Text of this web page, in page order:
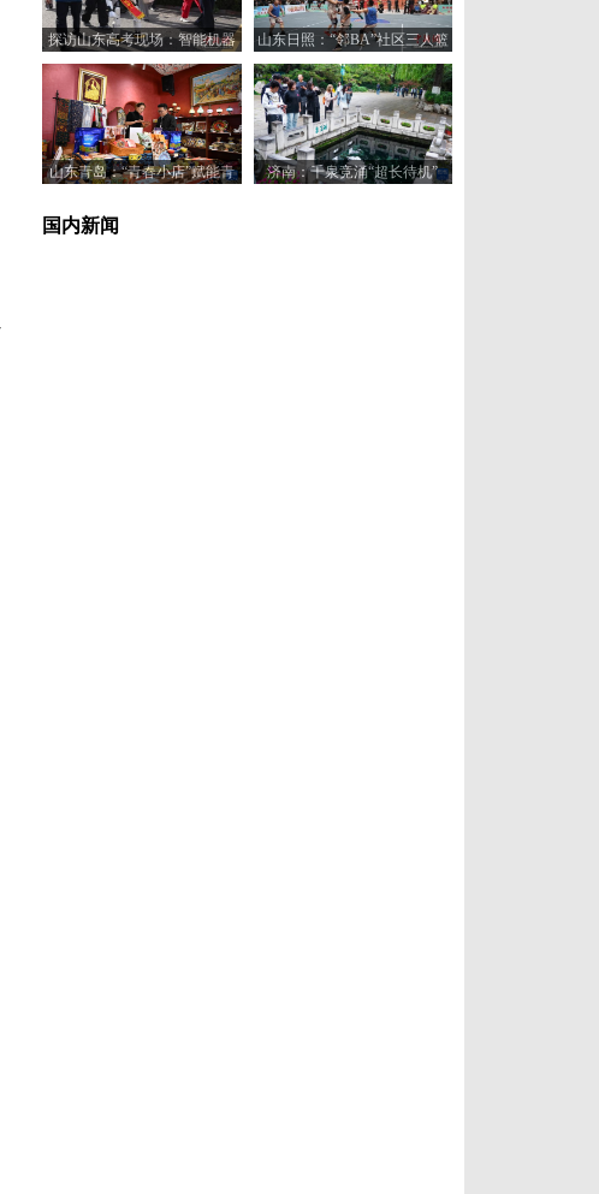
探访山东高考现场：智能机器
人“趣味护考”
山东日照：“邻BA”社区三人篮
球赛火热开打
山东青岛：“青春小店”赋能青
济南：千泉竞涌“超长待机”
国内新闻